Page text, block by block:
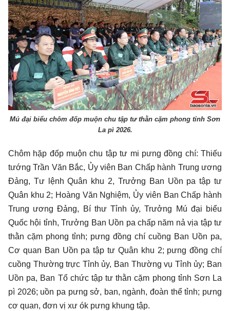
Mú đại biểu chôm đốp muộn chu tập tư thằn cặm phong tỉnh Sơn
La pì 2026.
Chôm hặp đốp muộn chu tập tư mi pưng đồng chí: Thiếu
tướng Trần Văn Bắc, Ủy viên Ban Chấp hành Trung ương
Đảng, Tư lệnh Quân khu 2, Trưởng Ban Uồn pa tập tư
Quân khu 2; Hoàng Văn Nghiệm, Ủy viên Ban Chấp hành
Trung ương Đảng, Bí thư Tỉnh ủy, Trưởng Mú đại biểu
Quốc hội tỉnh, Trưởng Ban Uồn pa chấp năm nả vịa tập tư
thằn cặm phong tỉnh; pưng đồng chí cuồng Ban Uồn pa,
Cơ quan Ban Uồn pa tập tư Quân khu 2; pưng đồng chí
cuồng Thường trực Tỉnh ủy, Ban Thường vụ Tỉnh ủy; Ban
Uồn pa, Ban Tổ chức tập tư thằn cặm phong tỉnh Sơn La
pì 2026; uồn pa pưng sở, ban, ngành, đoàn thể tỉnh; pưng
cơ quan, đơn vị xư ók pưng khung tập.